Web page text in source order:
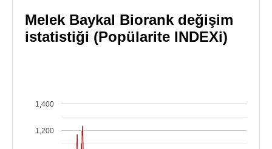
Melek Baykal Biorank değişim
istatistiği (Popülarite INDEXi)
1,200
1,400